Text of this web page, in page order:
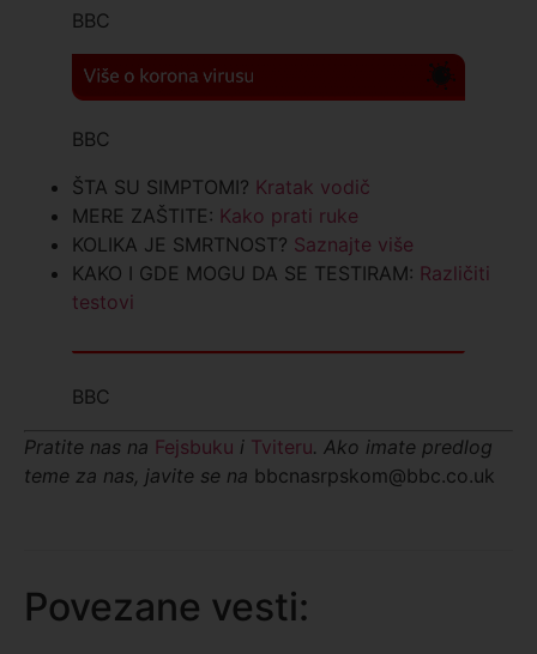
BBC
BBC
ŠTA SU SIMPTOMI? Kratak vodič
MERE ZAŠTITE: Kako prati ruke
KOLIKA JE SMRTNOST? Saznajte više
KAKO I GDE MOGU DA SE TESTIRAM: Različiti
testovi
BBC
Pratite nas na Fejsbuku i Tviteru. Ako imate predlog
teme za nas, javite se na bbcnasrpskom@bbc.co.uk
Povezane vesti: